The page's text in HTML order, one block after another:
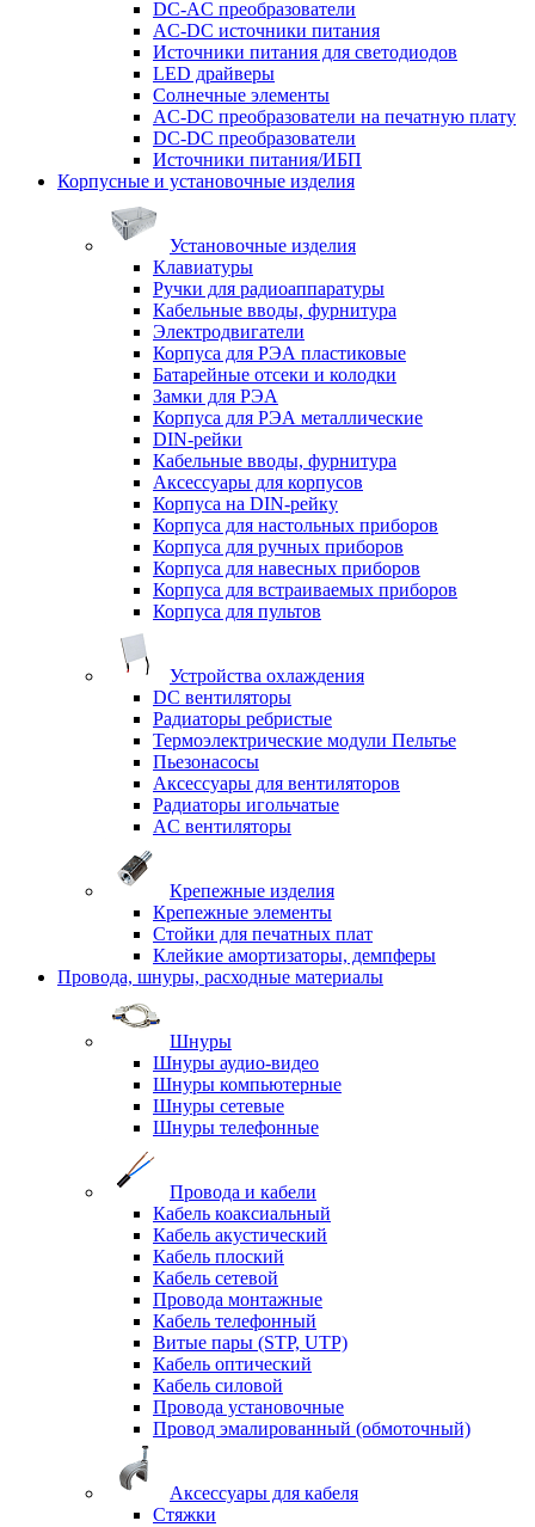
DC-AC преобразователи
AC-DC источники питания
Источники питания для светодиодов
LED драйверы
Солнечные элементы
AC-DC преобразователи на печатную плату
DC-DC преобразователи
Источники питания/ИБП
Корпусные и установочные изделия
Установочные изделия
Клавиатуры
Ручки для радиоаппаратуры
Кабельные вводы, фурнитура
Электродвигатели
Корпуса для РЭА пластиковые
Батарейные отсеки и колодки
Замки для РЭА
Корпуса для РЭА металлические
DIN-рейки
Кабельные вводы, фурнитура
Аксессуары для корпусов
Корпуса на DIN-рейку
Корпуса для настольных приборов
Корпуса для ручных приборов
Корпуса для навесных приборов
Корпуса для встраиваемых приборов
Корпуса для пультов
Устройства охлаждения
DC вентиляторы
Радиаторы ребристые
Термоэлектрические модули Пельтье
Пьезонасосы
Аксессуары для вентиляторов
Радиаторы игольчатые
AC вентиляторы
Крепежные изделия
Крепежные элементы
Стойки для печатных плат
Клейкие амортизаторы, демпферы
Провода, шнуры, расходные материалы
Шнуры
Шнуры аудио-видео
Шнуры компьютерные
Шнуры сетевые
Шнуры телефонные
Провода и кабели
Кабель коаксиальный
Кабель акустический
Кабель плоский
Кабель сетевой
Провода монтажные
Кабель телефонный
Витые пары (STP, UTP)
Кабель оптический
Кабель силовой
Провода установочные
Провод эмалированный (обмоточный)
Аксессуары для кабеля
Стяжки